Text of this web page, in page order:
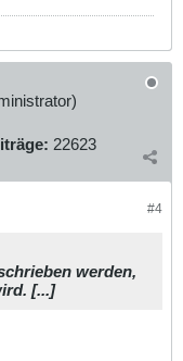
22623
#4
werden,
[...]